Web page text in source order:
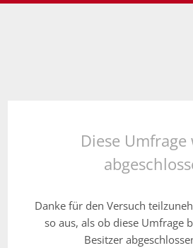
Diese
Danke für den Versuch
so aus, als ob diese Umfrage
Besitzer